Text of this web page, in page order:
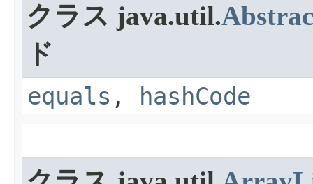
クラス java.util.
ド
equals , hashCode